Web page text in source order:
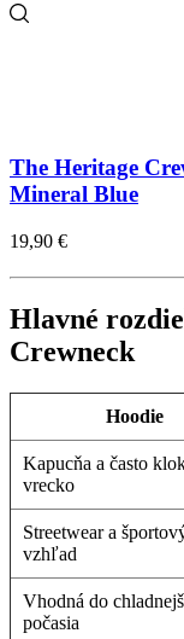
The Heritage
Mineral Blue
19,90 €
Hlavné
Crewneck
Hoodie
Kapucňa a často
vrecko
Streetwear a
vzhľad
Vhodná do
počasia